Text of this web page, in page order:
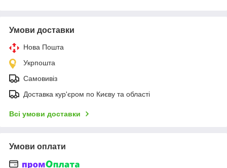
Умови доставки
Нова Пошта
Укрпошта
Самовивіз
Доставка кур'єром по Києву та області
Всі умови доставки
Умови оплати